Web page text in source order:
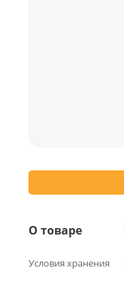
О товаре
Условия хранения